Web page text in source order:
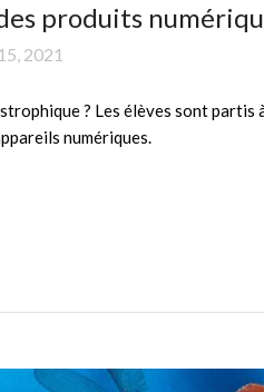
produits
2021
? Les élèves sont
numériques.